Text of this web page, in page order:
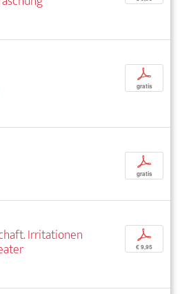
p
gratis
p
gratis
Irritationen
p
€ 9,95